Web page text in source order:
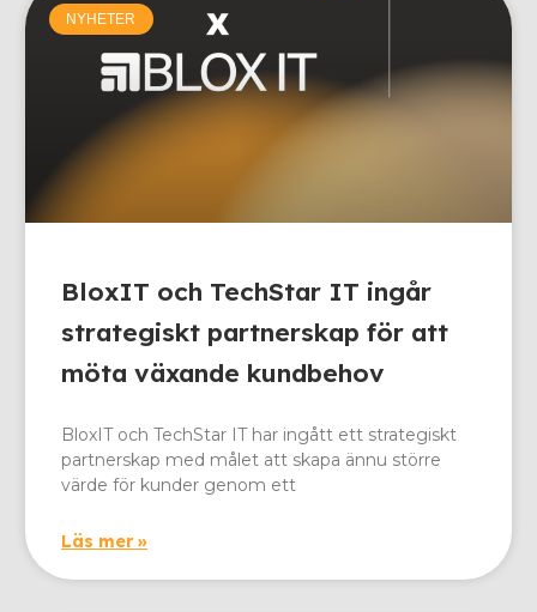
NYHETER
BloxIT och TechStar IT ingår
strategiskt partnerskap för att
möta växande kundbehov
BloxIT och TechStar IT har ingått ett strategiskt
partnerskap med målet att skapa ännu större
värde för kunder genom ett
Läs mer »